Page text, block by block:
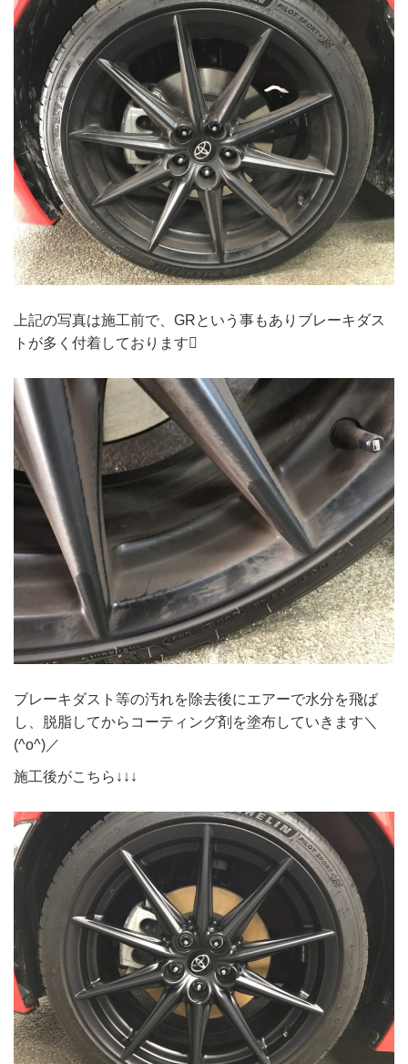
上記の写真は施工前で、GRという事もありブレーキダス
トが多く付着しております
ブレーキダスト等の汚れを除去後にエアーで水分を飛ば
し、脱脂してからコーティング剤を塗布していきます＼
(^o^)／
施工後がこちら↓↓↓